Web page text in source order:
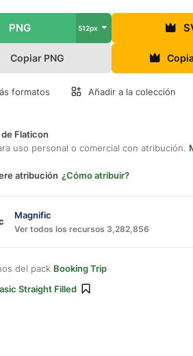
PNG 512px
Copiar PNG
formatos Añadir a la colección
Flaticon
uso personal o comercial con atribución.
atribución ¿Cómo atribuir?
Magnific
Ver todos los recursos 3,282,856
del pack Booking Trip
Straight Filled